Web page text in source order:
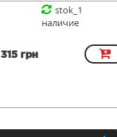
315 грн
stok_1
наличие